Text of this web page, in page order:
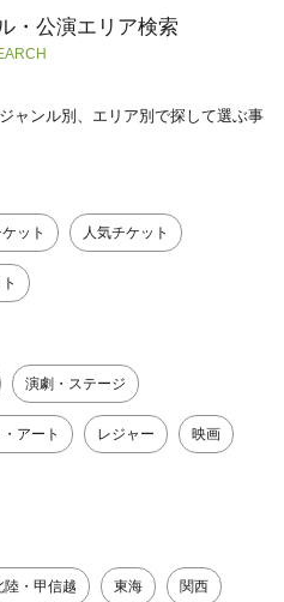
・公演エリア検索
ャンル別、エリア別で探して選ぶ事
ット 人気チケット
演劇・ステージ
アート レジャー 映画
陸・甲信越 東海 関西